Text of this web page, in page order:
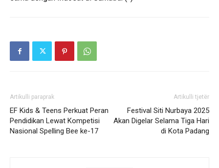
Artikulli paraprak
EF Kids & Teens Perkuat Peran
Pendidikan Lewat Kompetisi
Nasional Spelling Bee ke-17
Artikulli tjetër
Festival Siti Nurbaya 2025
Akan Digelar Selama Tiga Hari
di Kota Padang